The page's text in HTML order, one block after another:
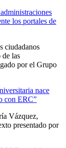
los portales de
ciudadanos
de las
por el Grupo
nace
con ERC”
Vázquez,
presentado por